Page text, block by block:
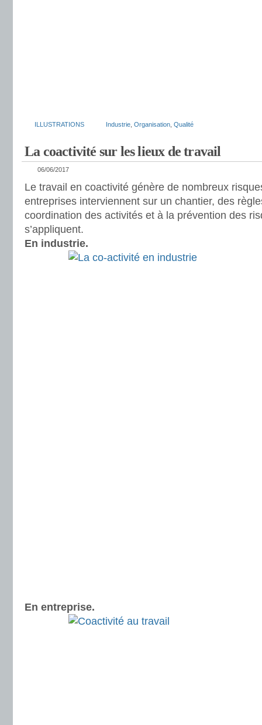
ILLUSTRATIONS Industrie Organisation Qualité
La coactivité sur les lieux de travail
06/06/2017
Le travail en coactivité génère de nombreux
entreprises interviennent sur un chantier, des
coordination des activités et à la prévention des
s’appliquent.
En industrie.
En entreprise.